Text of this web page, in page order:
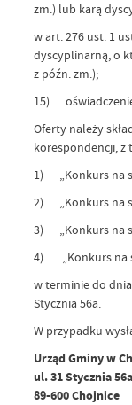
zm.) lub karą
w art. 276 ust. 1
dyscyplinarną, o
z późn. zm.);
15)
Oferty należy
korespondencji, z
1) „Konkurs na
2) „Konkurs na
3) „Konkurs na
4) „Konkurs na
w terminie do
Stycznia 56a.
W przypadku
Urząd Gminy w
ul. 31 Stycznia 56a
89-600 Chojnice